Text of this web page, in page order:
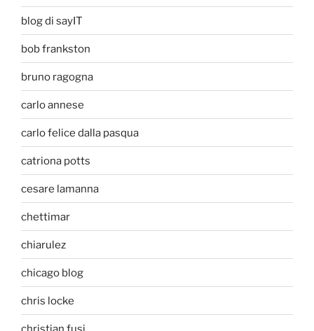
blog di sayIT
bob frankston
bruno ragogna
carlo annese
carlo felice dalla pasqua
catriona potts
cesare lamanna
chettimar
chiarulez
chicago blog
chris locke